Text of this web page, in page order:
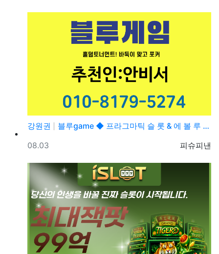
강원권
블루game ◆ 프라그마틱 슬 롯 & 에 볼 루 션 ◆…
등록자
피슈피낸
등록일
08.03